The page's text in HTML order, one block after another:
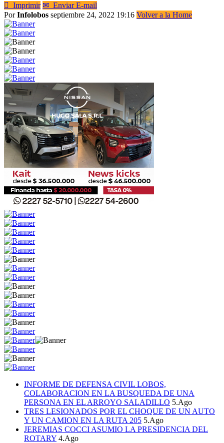
 Imprimir ✉ Enviar E-mail
PorInfolobos septiembre 24, 2022 19:16 Volver a la Home
INFORME DE DEFENSA CIVIL LOBOS,
COLABORACION EN LA BUSQUEDA DE UNA
PERSONA EN EL ARROYO SALADILLO 5.Ago
TRES LESIONADOS POR EL CHOQUE DE UN AUTO
Y UN CAMION EN LA RUTA 205 5.Ago
JEREMIAS COCCI ASUMIO LA PRESIDENCIA DEL
ROTARY 4.Ago